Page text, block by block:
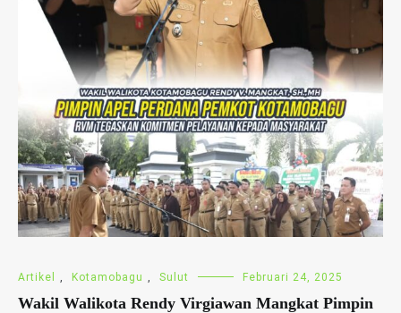
Artikel Kotamobagu Sulut Februari 24, 2025
Wakil Walikota Rendy Virgiawan Mangkat Pimpin